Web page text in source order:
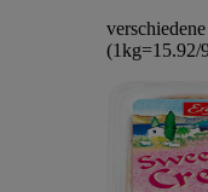
(1kg=15.92/